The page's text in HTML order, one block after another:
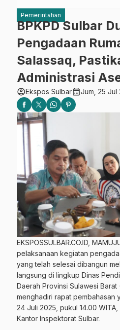
Pemerintahan
BPKPD Sulbar
Pengadaan
Salassaq,
Administrasi
account_circleEkspos Sulbarcalendar_monthJum, 25 Jul
EKSPOSSULBAR.CO.ID,
pelaksanaan kegiatan
yang telah selesai dibangun
langsung di lingkup Dinas
Daerah Provinsi Sulawesi Barat
menghadiri rapat pembahasan
24 Juli 2025, pukul 14.00
Kantor Inspektorat Sulbar.